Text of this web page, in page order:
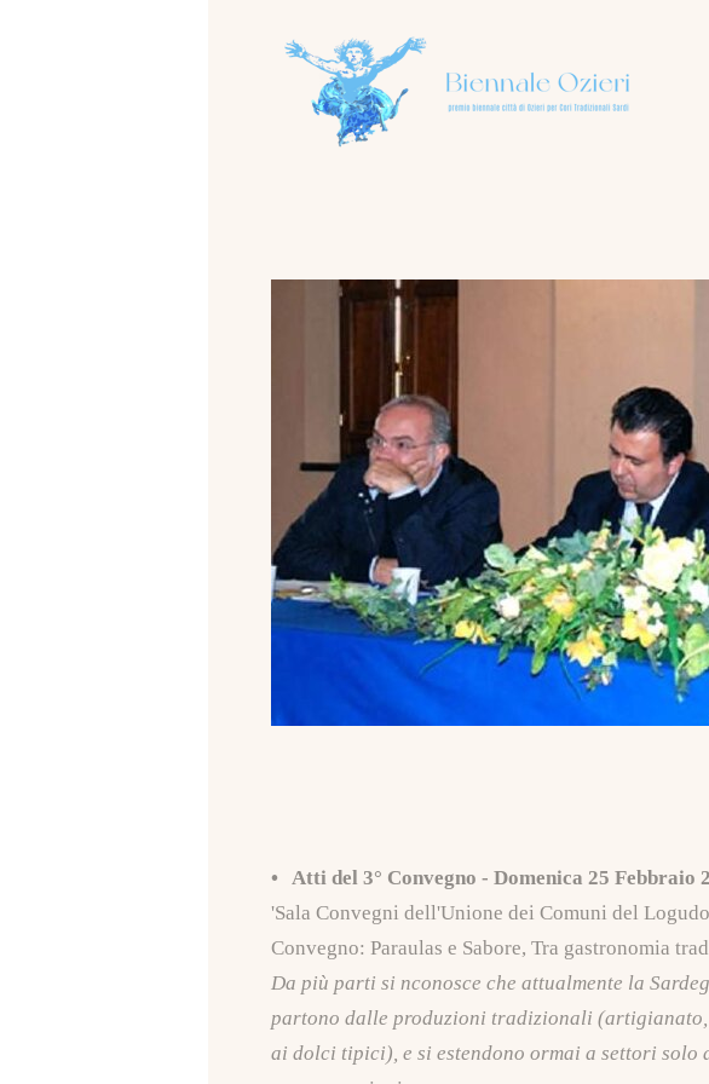
• Atti del 3° Convegno - Domenica 25 Febbraio
'Sala Convegni dell'Unione dei Comuni del
Convegno: Paraulas e Sabore, Tra gastronomia
Da più parti si nconosce che attualmente la
partono dalle produzioni tradizionali
ai dolci tipici), e si estendono ormai a settori solo